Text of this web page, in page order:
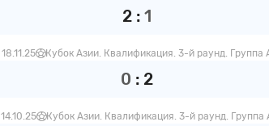
2 : 1
18.11.25 Кубок Азии. Квалификация. 3-й раунд. Группа
0 : 2
14.10.25 Кубок Азии. Квалификация. 3-й раунд. Группа